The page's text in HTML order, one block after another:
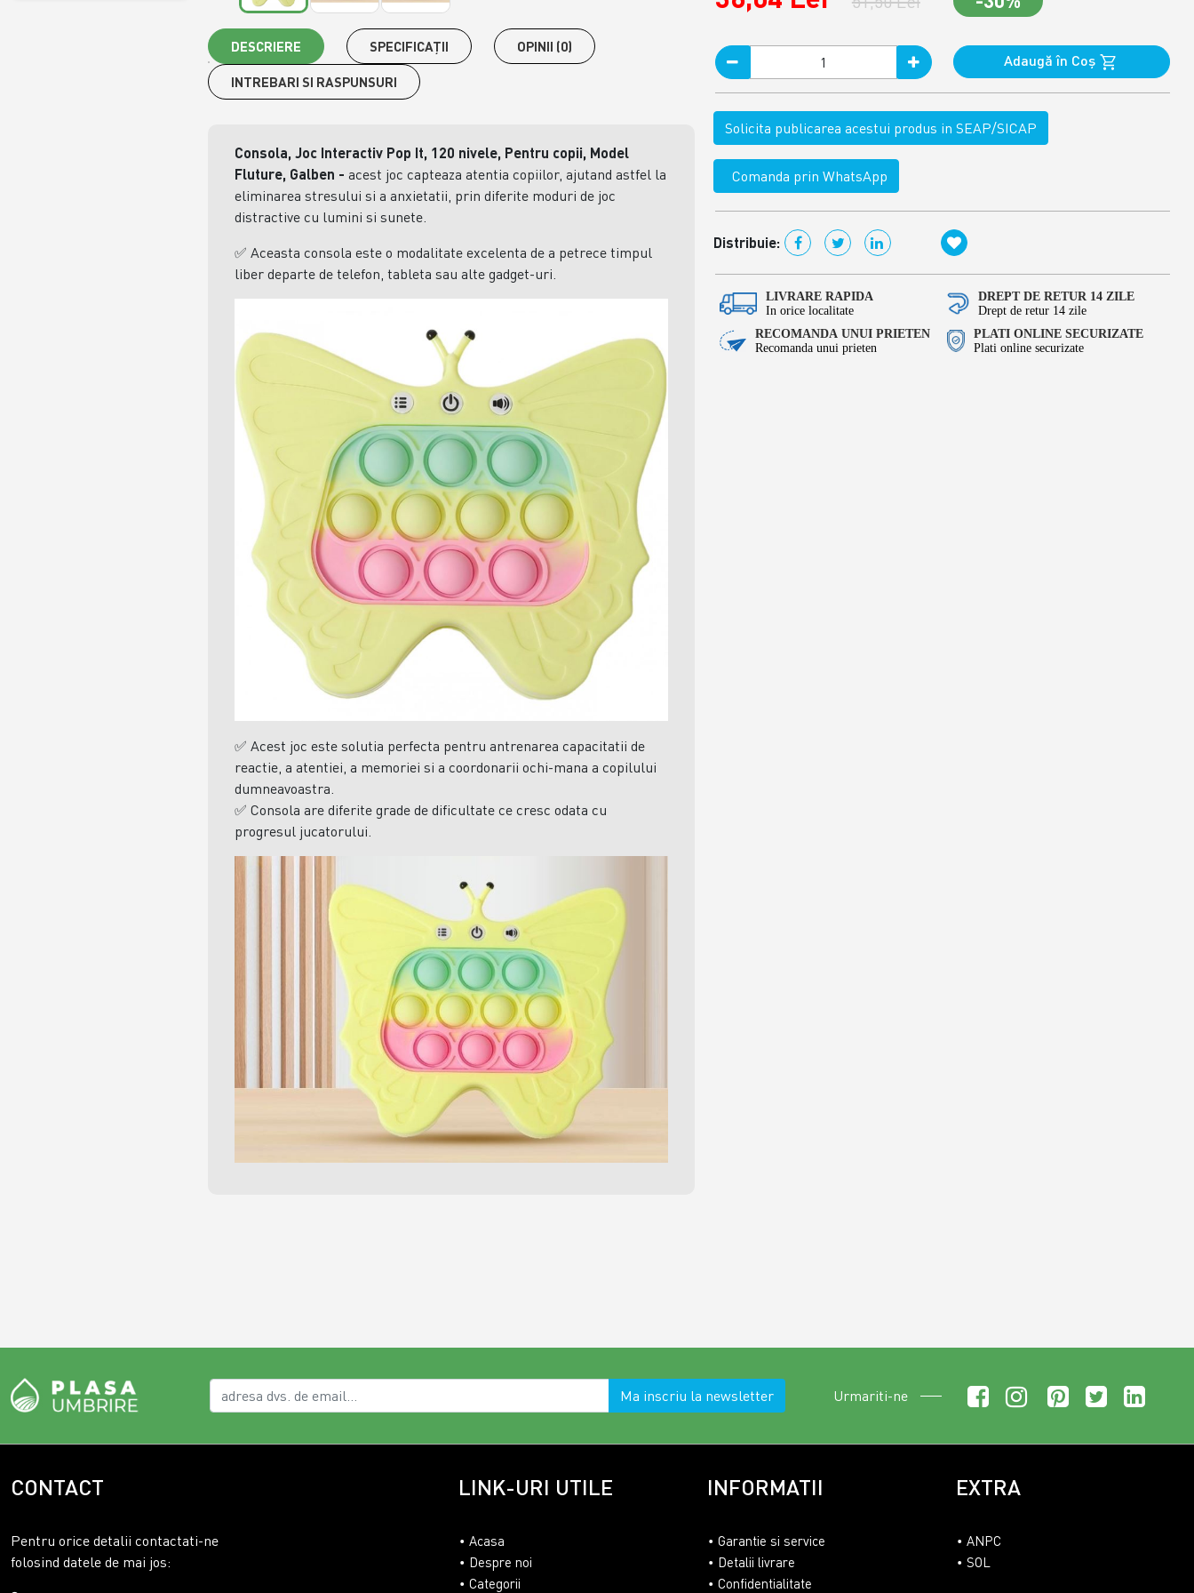
DESCRIERE SPECIFICAŢII OPINII (0)
INTREBARI SI RASPUNSURI
Consola, Joc Interactiv Pop It, 120 nivele, Pentru copii, Model
Fluture, Galben -acest joc capteaza atentia copiilor, ajutand astfel la
eliminarea stresului si a anxietatii, prin diferite moduri de joc
distractive cu lumini si sunete.
✅ Aceasta consola este o modalitate excelenta de a petrece timpul
liber departe de telefon, tableta sau alte gadget-uri.
✅ Acest joc este solutia perfecta pentru antrenarea capacitatii de
reactie, a atentiei, a memoriei si a coordonarii ochi-mana a copilului
dumneavoastra.
✅ Consola are diferite grade de dificultate ce cresc odata cu
progresul jucatorului.
Adaugă în Coş
Solicita publicarea acestui produs in SEAP/SICAP
Comanda prin WhatsApp
Distribuie:
LIVRARE RAPIDA
In orice localitate
DREPT DE RETUR 14 ZILE
Drept de retur 14 zile
RECOMANDA UNUI PRIETEN
Recomanda unui prieten
PLATI ONLINE SECURIZATE
Plati online securizate
Ma inscriu la newsletter Urmariti-ne
CONTACT
Pentru orice detalii contactati-ne
folosind datele de mai jos:
LINK-URI UTILE
Acasa
Despre noi
Categorii
INFORMATII
Garantie si service
Detalii livrare
Confidentialitate
EXTRA
ANPC
SOL